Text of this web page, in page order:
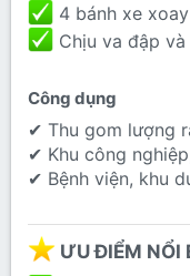
4 bánh xe
Chịu va đập
Công dụng​
✔ Thu gom lượng
✔ Khu công
✔ Bệnh viện, khu
ƯU ĐIỂM NỔI